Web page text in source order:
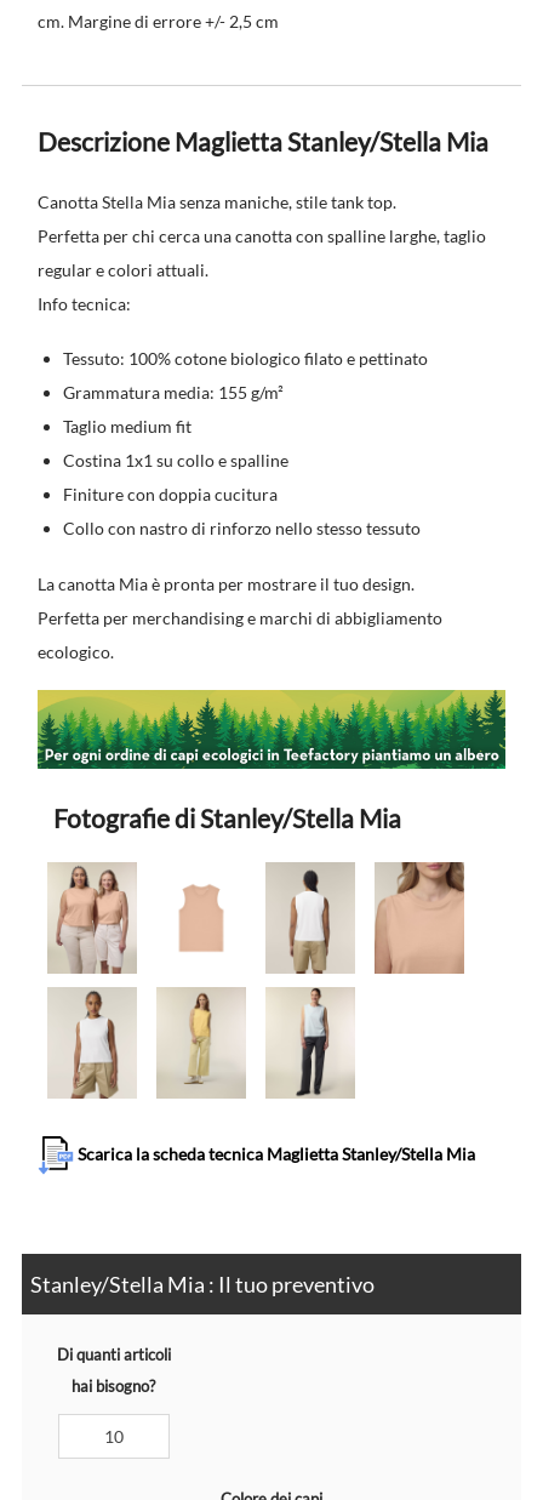
cm. Margine di errore +/- 2,5 cm
Descrizione Maglietta Stanley/Stella Mia
Canotta Stella Mia senza maniche, stile tank top.
Perfetta per chi cerca una canotta con spalline larghe, taglio
regular e colori attuali.
Info tecnica:
Tessuto: 100% cotone biologico filato e pettinato
Grammatura media: 155 g/m²
Taglio medium fit
Costina 1x1 su collo e spalline
Finiture con doppia cucitura
Collo con nastro di rinforzo nello stesso tessuto
La canotta Mia è pronta per mostrare il tuo design.
Perfetta per merchandising e marchi di abbigliamento
ecologico.
Fotografie di Stanley/Stella Mia
Scarica la scheda tecnica Maglietta Stanley/Stella Mia
Stanley/Stella Mia : Il tuo preventivo
Di quanti articoli
hai bisogno?